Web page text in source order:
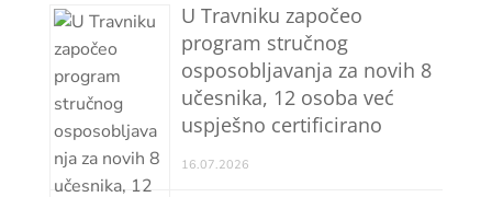
U Travniku započeo
program stručnog
osposobljavanja za novih 8
učesnika, 12 osoba već
uspješno certificirano
16.07.2026